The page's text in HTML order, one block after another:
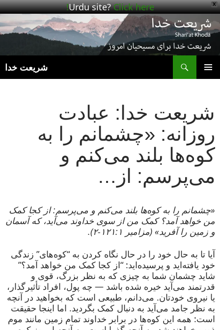
X
Urdu site?Click here!
شریعت خدا
شریعت خدا: عبادت
روزانه: «چشمانم را به
کوه‌ها بلند می‌کنم و
می‌پرسم: از…
«چشمانم را به کوه‌ها بلند می‌کنم و می‌پرسم: از کجا کمک
من خواهد آمد؟ کمک من از سوی خداوند می‌آید، که آسمان
و زمین را آفرید» (مزامیر ۱۲۱:۱-۲).
آیا تا به حال خود را در حال نگاه کردن به “کوه‌های” زندگی
خود یافته‌اید و پرسیده‌اید: “از کجا کمک من خواهد آمد؟”
شاید چشمان شما به چیزی که به نظر بزرگ، قوی و
قدرتمند می‌آید خیره شده باشد — چه پول، افراد تأثیرگذار،
یا نیروی خودتان. می‌دانم، طبیعی است که بخواهید در آنچه
به نظر جامد می‌آید به دنبال کمک بگردید. اما اینجا حقیقت
است: همه این کوه‌ها در برابر خداوند تمام زمین مانند موم